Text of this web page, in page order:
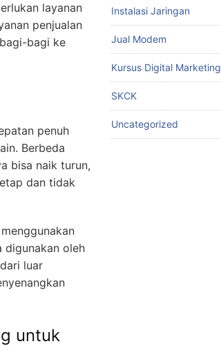
layanan
penjualan
bagi ke
penuh
Berbeda
bisa naik turun,
dan tidak
digunakan oleh
luar
untuk
Instalasi Jaringan
Jual Modem
Kursus Digital Marketing
SKCK
Uncategorized